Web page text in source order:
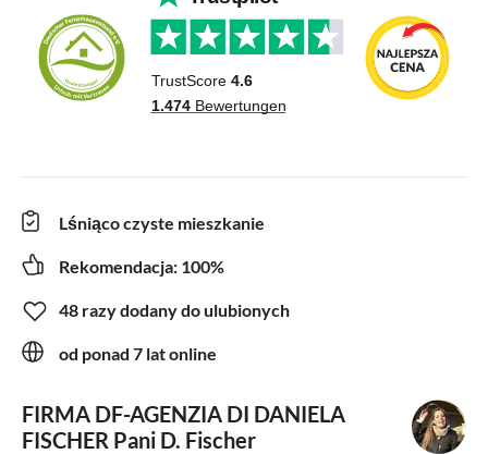
Lśniąco czyste mieszkanie
Rekomendacja: 100%
48 razy dodany do ulubionych
od ponad 7 lat online
FIRMA DF-AGENZIA DI DANIELA
FISCHER Pani D. Fischer